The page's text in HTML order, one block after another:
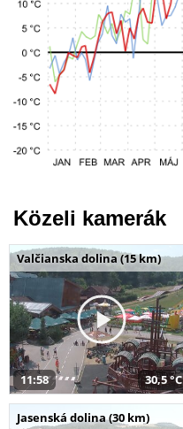
Közeli kamerák
Valčianska dolina (15 km)
11:58 30,5 °C
Jasenská dolina (30 km)